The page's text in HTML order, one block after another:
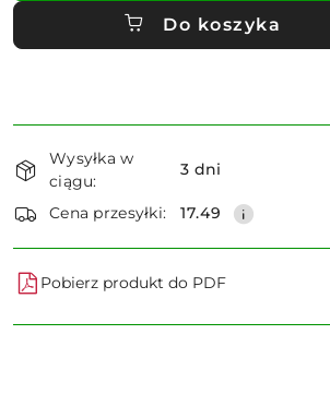
Do koszyka
i
dostawa
Wysyłka w
ciągu:
3 dni
Cena przesyłki: 17.49
Pobierz produkt do PDF